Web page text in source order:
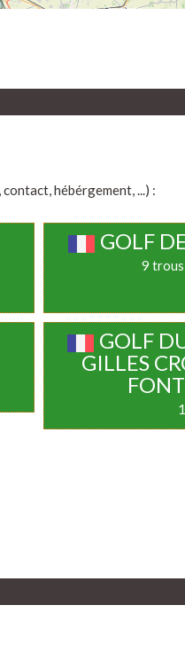
hébérgement, ...) :
GOLF
9
GOLF
GILLES